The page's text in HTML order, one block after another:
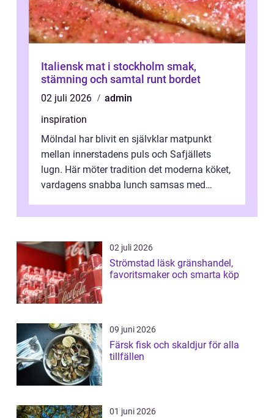
Italiensk mat i stockholm smak,
stämning och samtal runt bordet
02 juli 2026
admin
inspiration
Mölndal har blivit en självklar matpunkt
mellan innerstadens puls och Safjällets
lugn. Här möter tradition det moderna köket,
vardagens snabba lunch samsas med
02 juli 2026
Strömstad läsk gränshandel,
favoritsmaker och smarta köp
09 juni 2026
Färsk fisk och skaldjur för alla
tillfällen
01 juni 2026